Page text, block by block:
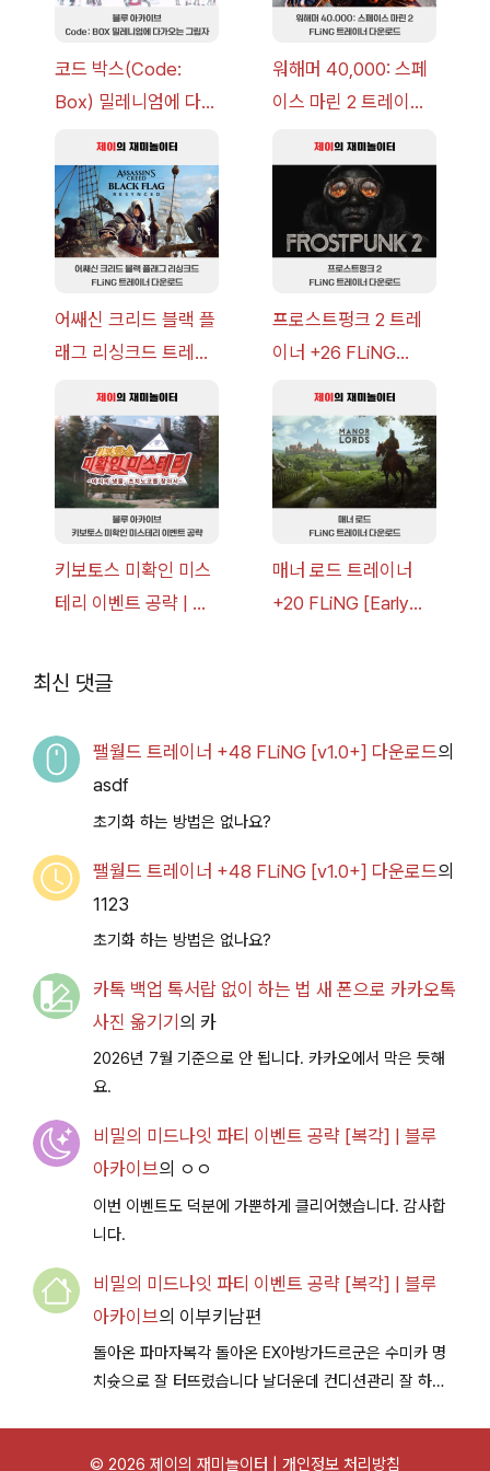
코드 박스(Code:
Box) 밀레니엄에 다가
략 [복각] | 블루 아카
이브
워해머 40,000: 스페
이스 마린 2 트레이너
v14.0+] 다운로드
어쌔신 크리드 블랙 플
래그 리싱크드 트레이
v1.0+] 다운로드
프로스트펑크 2 트레
이너 +26 FLiNG
드
키보토스 미확인 미스
테리 이벤트 공략 | 블
매너 로드 트레이너
+20 FLiNG [Early
최신 댓글
팰월드 트레이너 +48 FLiNG [v1.0+] 다운로드의
asdf
초기화 하는 방법은 없나요?
팰월드 트레이너 +48 FLiNG [v1.0+] 다운로드의
1123
초기화 하는 방법은 없나요?
카톡 백업 톡서랍 없이 하는 법 새 폰으로 카카오톡
사진 옮기기 의 카
2026년 7월 기준으로 안 됩니다. 카카오에서 막은 듯해
요.
비밀의 미드나잇 파티 이벤트 공략 [복각] | 블루
아카이브의 ㅇㅇ
이번 이벤트도 덕분에 가뿐하게 클리어했습니다. 감사합
니다.
비밀의 미드나잇 파티 이벤트 공략 [복각] | 블루
아카이브의 이부키남편
돌아온 파마자복각 돌아온 EX아방가드르군은 수미카 명
치슛으로 잘 터뜨렸습니다 날더운데 컨디션관리 잘 하시
© 2026 제이의 재미놀이터 | 개인정보 처리방침